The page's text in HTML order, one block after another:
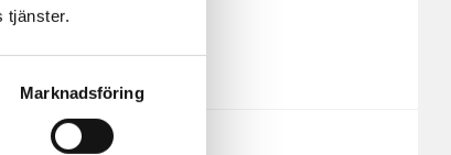
tjänster.
Marknadsföring